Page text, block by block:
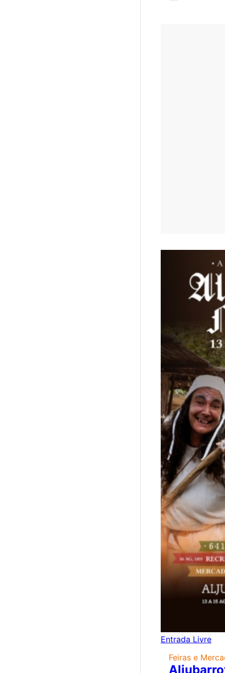
Entrada Livre
Feiras e